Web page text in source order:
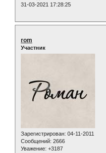
31-03-2021 17:28:25
rom
Участник
Зарегистрирован: 04-11-2011
Сообщений: 2666
Уважение: +3187